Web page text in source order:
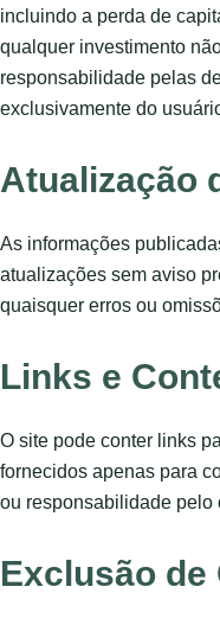
incluindo a perda de
qualquer investimento
responsabilidade pelas
exclusivamente do
Atualização
As informações
atualizações sem aviso
quaisquer erros ou
Links e
O site pode conter links
fornecidos apenas para
ou responsabilidade pelo
Exclusão de